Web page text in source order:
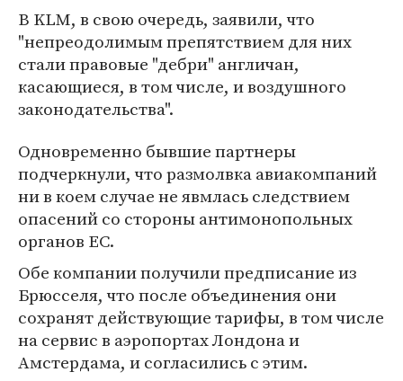
В KLM, в свою очередь, заявили, что
"непреодолимым препятствием для них
стали правовые "дебри" англичан,
касающиеся, в том числе, и воздушного
законодательства".
Одновременно бывшие партнеры
подчеркнули, что размолвка авиакомпаний
ни в коем случае не явмлась следствием
опасений со стороны антимонопольных
органов ЕС.
Обе компании получили предписание из
Брюсселя, что после объединения они
сохранят действующие тарифы, в том числе
на сервис в аэропортах Лондона и
Амстердама, и согласились с этим.